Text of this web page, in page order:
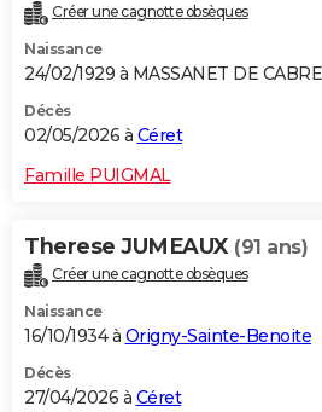
Créer une cagnotte obsèques
Naissance
24/02/1929 à MASSANET DE
Décès
02/05/2026 à Céret
Famille PUIGMAL
Therese JUMEAUX (91 ans)
Créer une cagnotte obsèques
Naissance
16/10/1934 à Origny-Sainte-Benoite
Décès
27/04/2026 à Céret